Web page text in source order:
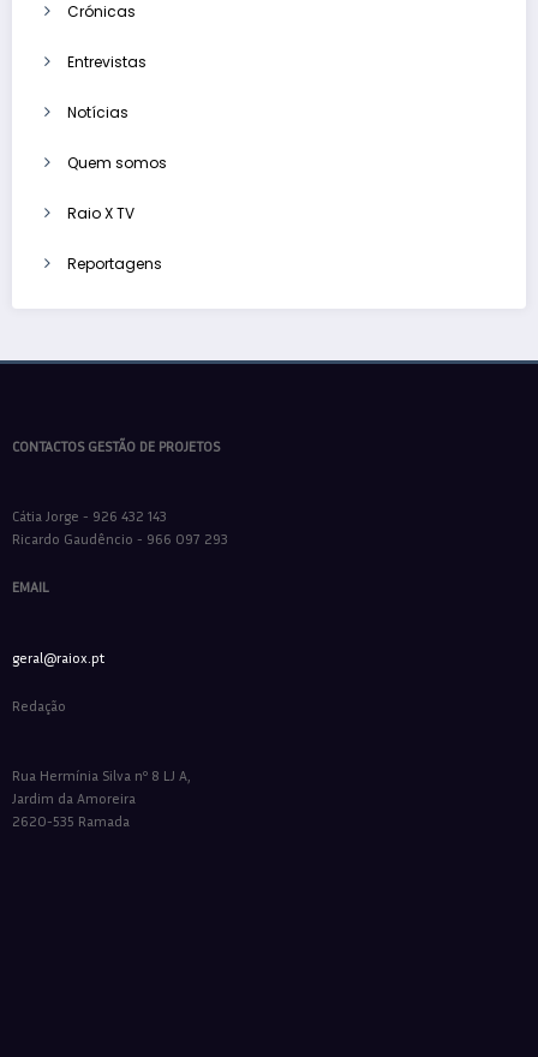
Crónicas
Entrevistas
Notícias
Quem somos
Raio X TV
Reportagens
CONTACTOS GESTÃO DE PROJETOS
Cátia Jorge - 926 432 143
Ricardo Gaudêncio - 966 097 293
EMAIL
geral@raiox.pt
Redação
Rua Hermínia Silva nº 8 LJ A,
Jardim da Amoreira
2620-535 Ramada